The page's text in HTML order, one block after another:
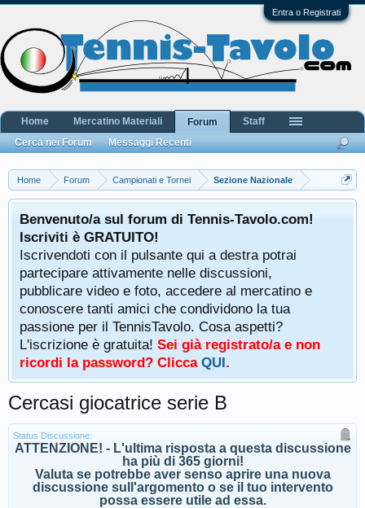
Entra o Registrati
Home Forum Campionati e Tornei Sezione Nazionale
Benvenuto/a sul forum di Tennis-Tavolo.com!
Iscriviti è GRATUITO!
Iscrivendoti con il pulsante qui a destra potrai
partecipare attivamente nelle discussioni,
pubblicare video e foto, accedere al mercatino e
conoscere tanti amici che condividono la tua
passione per il TennisTavolo. Cosa aspetti?
L'iscrizione è gratuita! Sei già registrato/a e non
ricordi la password? Clicca QUI.
Cercasi giocatrice serie B
Status Discussione:
ATTENZIONE! - L'ultima risposta a questa discussione
ha più di 365 giorni!
Valuta se potrebbe aver senso aprire una nuova
discussione sull'argomento o se il tuo intervento
possa essere utile ad essa.
Home Mercatino Materiali
Forum
Cerca nei Forum
Messaggi Recenti
Staff